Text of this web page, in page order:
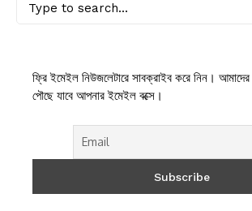
ফ্রি ইমেইল নিউজলেটারে সাবক্রাইব করে নিন।
পৌছে যাবে আপনার ইমেইল বক্সে।